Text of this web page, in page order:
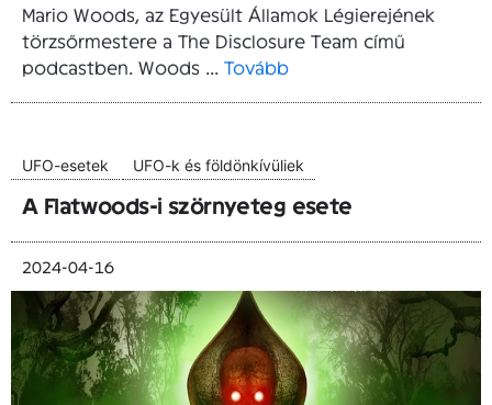
Mario Woods, az Egyesült Államok Légierejének
törzsőrmestere a The Disclosure Team című
podcastben. Woods ... Tovább
UFO-esetek UFO-k és földönkívüliek
A Flatwoods-i szörnyeteg esete
2024-04-16